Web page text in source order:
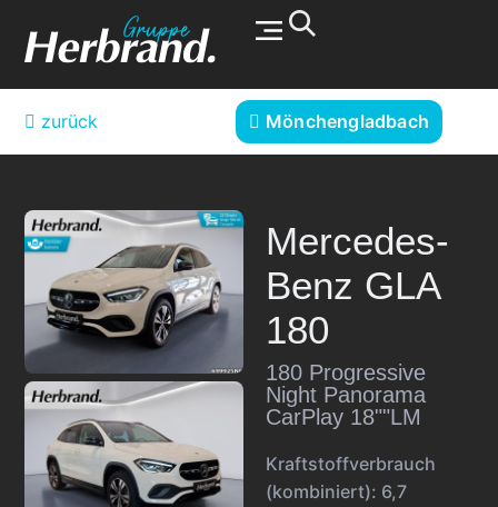
zurück Mönchengladbach
Mercedes-
Benz GLA
180
180 Progressive
Night Panorama
CarPlay 18""LM
Kraftstoffverbrauch
(kombiniert): 6,7